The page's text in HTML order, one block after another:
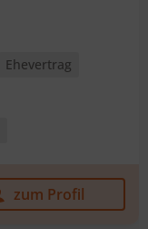
Ehevertrag
zum Profil